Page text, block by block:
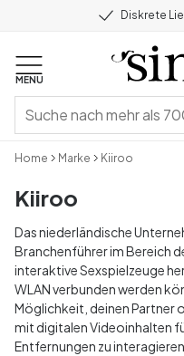
Diskrete
MENU
Home Marke Kiiroo
Kiiroo
Das niederländische
Branchenführer im Bereich
interaktive Sexspielzeuge
WLAN verbunden werden
Möglichkeit, deinen Partner
mit digitalen Videoinhalten
Entfernungen zu interagieren.